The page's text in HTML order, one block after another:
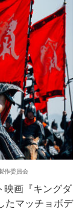
作委員会
画『キングダ
たマッチョボデ